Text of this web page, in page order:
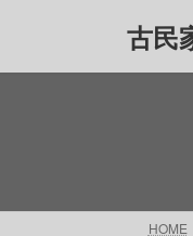
ッ
移
古民
HOME